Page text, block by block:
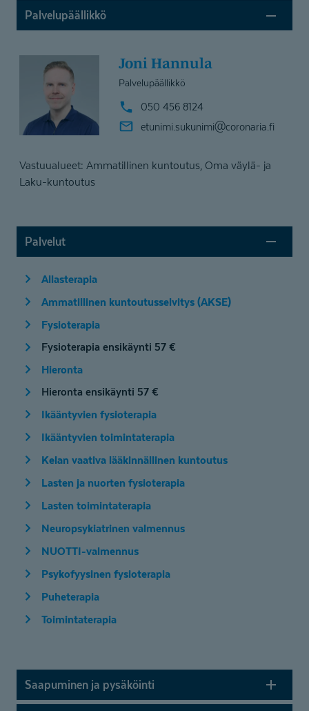
Palvelupäällikkö
Joni Hannula
Palvelupäällikkö
050 456 8124
etunimi.sukunimi@coronaria.fi
Vastuualueet: Ammatillinen kuntoutus, Oma väylä- ja
Laku-kuntoutus
Palvelut
Allasterapia
Ammatillinen kuntoutusselvitys (AKSE)
Fysioterapia
Fysioterapia ensikäynti 57 €
Hieronta
Hieronta ensikäynti 57 €
Ikääntyvien fysioterapia
Ikääntyvien toimintaterapia
Kelan vaativa lääkinnällinen kuntoutus
Lasten ja nuorten fysioterapia
Lasten toimintaterapia
Neuropsykiatrinen valmennus
NUOTTI-valmennus
Psykofyysinen fysioterapia
Puheterapia
Toimintaterapia
Saapuminen ja pysäköinti